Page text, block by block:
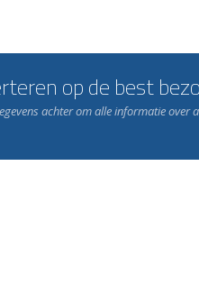
op de best
achter om alle informatie over